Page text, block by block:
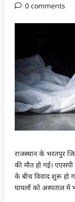
0 comments
राजस्थान के भरतपुर
की मौत हो गई।
के बीच विवाद शुरू हो
घायलों को अस्पताल में